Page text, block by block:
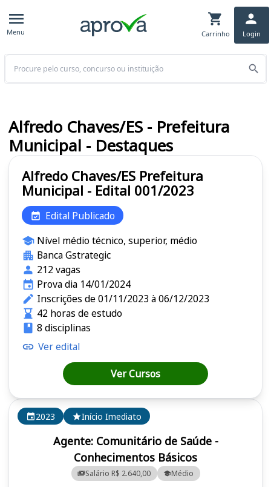
Menu Carrinho Login
Buscar
2023 Início Imediato
Agente: Comunitário de Saúde -
Conhecimentos Básicos
Salário R$ 2.640,00 Médio
Alfredo Chaves/ES Prefeitura
Municipal - Edital 001/2023
Edital Publicado
Nível médio técnico, superior, médio
Banca Gstrategic
212 vagas
Prova dia 14/01/2024
Inscrições de 01/11/2023 à 06/12/2023
42 horas de estudo
8 disciplinas
Ver edital
Ver Cursos
Alfredo Chaves/ES - Prefeitura
Municipal - Destaques